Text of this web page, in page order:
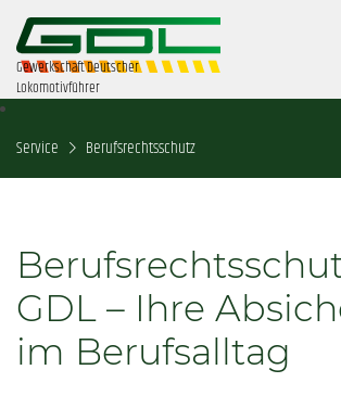
Gewerkschaft Deutscher
Lokomotivführer
Service Berufsrechtsschutz
GDL – Ihre
im Berufsalltag